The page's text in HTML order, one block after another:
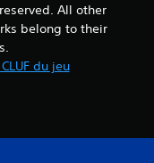
All other
belong to their
du jeu